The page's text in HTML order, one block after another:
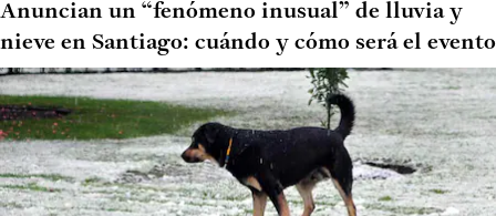
Anuncian un “fenómeno inusual” de lluvia y
nieve en Santiago: cuándo y cómo será el evento